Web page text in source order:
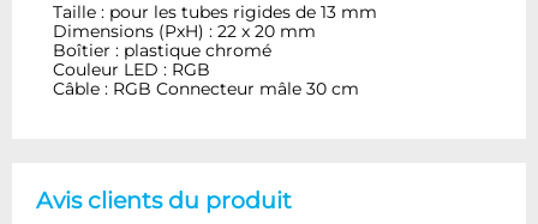
Taille : pour les tubes rigides de 13 mm
Dimensions (PxH) : 22 x 20 mm
Boîtier : plastique chromé
Couleur LED : RGB
Câble : RGB Connecteur mâle 30 cm
Avis clients du produit